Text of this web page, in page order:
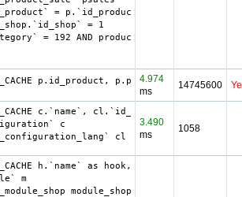
= p.`id_product`
= 1
= 192 AND product_shop.`active`
p.id_product, p.price,
4.974
ms
14745600
c.`name`, cl.`id_lang`,
c
cl ON
3.490
ms
1058
h.`name` as hook, m.`id_module`,
m
module_shop